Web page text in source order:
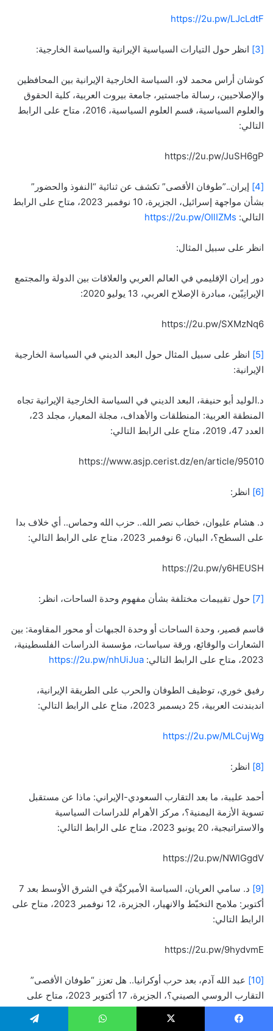
https://2u.pw/LJcLdtF
[3] انظر حول التيارات السياسية الإيرانية والسياسة الخارجية:
كوشان أراس محمد لاو، السياسة الخارجية الإيرانية بين المحافظين
والإصلاحيين، رسالة ماجستير، جامعة بيروت العربية، كلية الحقوق
والعلوم السياسية، قسم العلوم السياسية، 2016، متاح على الرابط
التالي:
https://2u.pw/JuSH6gP
[4]
إيران..”طوفان الأقصى” تكشف عن ثنائية “النفوذ والحضور”
بشأن مواجهة إسرائيل، الجزيرة، 10 نوفمبر 2023، متاح على الرابط
التالي: https://2u.pw/OIlIZMs
انظر على سبيل المثال:
دور إيران الإقليمي في العالم العربي والعلاقات بين الدولة والمجتمع
الإيرانِيّين، مبادرة الإصلاح العربي، 13 يوليو 2020:
https://2u.pw/SXMzNq6
[5]
انظر على سبيل المثال حول البعد الديني في السياسة الخارجية
الإيرانية:
د.الوليد أبو حنيفة، البعد الديني في السياسة الخارجية الإيرانية تجاه
المنطقة العربية: المنطلقات والأهداف، مجلة المعيار، مجلد 23،
العدد 47، 2019، متاح على الرابط التالي:
https://www.asjp.cerist.dz/en/article/95010
[6] انظر:
د. هشام عليوان، خطاب نصر الله.. حزب الله وحماس.. أي خلاف بدا
على السطح؟، البيان، 6 نوفمبر 2023، متاح على الرابط التالي:
https://2u.pw/y6HEUSH
[7] حول تقييمات مختلفة بشأن مفهوم وحدة الساحات، انظر:
قاسم قصير، وحدة الساحات أو وحدة الجبهات أو محور المقاومة: بين
الشعارات والوقائع، ورقة سياسات، مؤسسة الدراسات الفلسطينية،
2023، متاح على الرابط التالي:
https://2u.pw/nhUiJua
رفيق خوري، توظيف الطوفان والحرب على الطريقة الإيرانية،
اندبندنت العربية، 25 ديسمبر 2023، متاح على الرابط التالي:
https://2u.pw/MLCujWg
[8] انظر:
أحمد عليبة، ما بعد التقارب السعودي-الإيراني: ماذا عن مستقبل
تسوية الأزمة اليمنية؟، مركز الأهرام للدراسات السياسية
والاستراتيجية، 20 يونيو 2023، متاح على الرابط التالي:
https://2u.pw/NWlGgdV
[9]
د. سامي العريان، السياسة الأميركيَّة في الشرق الأوسط بعد 7
أكتوبر: ملامح التخبّط والانهيار، الجزيرة، 12 نوفمبر 2023، متاح على
الرابط التالي:
https://2u.pw/9hydvmE
[10]
عبد الله آدم، بعد حرب أوكرانيا.. هل تعزز “طوفان الأقصى”
التقارب الروسي الصيني؟، الجزيرة، 17 أكتوبر 2023، متاح على
الرابط التالي: